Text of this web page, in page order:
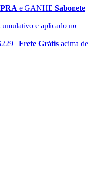
e GANHE Sabonete
e aplicado no
| Frete Grátis acima de